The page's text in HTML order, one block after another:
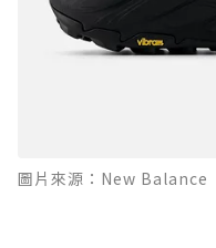
圖片來源：New Balance